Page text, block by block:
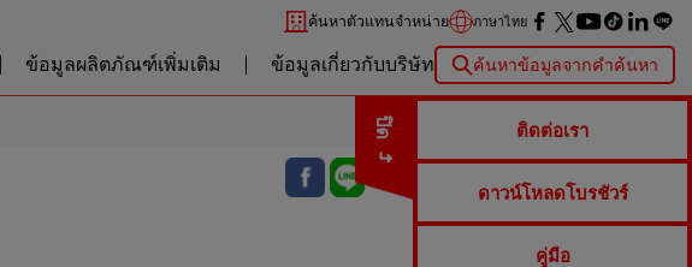
ค้นหาตัวแทนจำหน่าย ภาษาไทย
ข้อมูลผลิตภัณฑ์เพิ่มเติม ข้อมูลเกี่ยวกับบริษัท ค้นหาข้อมูลจากคำค้นหา
ปิด ติดต่อเรา
ดาวน์โหลดโบรชัวร์
คู่มือ